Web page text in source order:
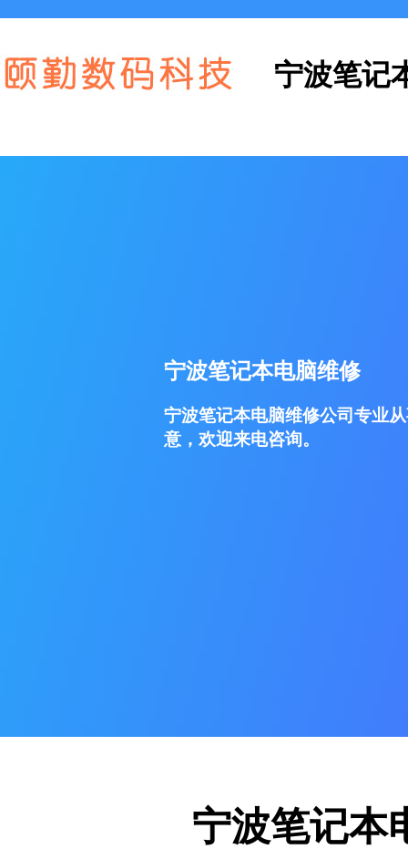
宁波笔记
宁波笔记本电脑维修
宁波笔记本电脑维修公司专业
意，欢迎来电咨询。
宁波笔记本